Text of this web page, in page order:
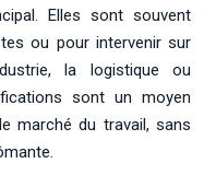
Elles sont souvent
ou pour intervenir sur
la logistique ou
sont un moyen
marché du travail, sans